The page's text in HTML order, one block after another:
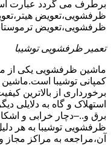
برطرف می گردد عبارت
ظرفشویی،تعویض
ظرفشویی،تعویض
تعمیر ظرفشویی توشیبا
ماشین ظرفشویی یکی از
کمپانی توشیبا
برخورداری از بالاترین
استهلاک و گاه به دلایلی
برق و..–دچار خرابی و
ظرفشویی توشیبا به هر دلیل
آن،مراجعه به مراکز مجاز